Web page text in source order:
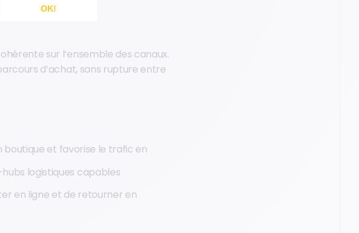
sur l’ensemble des canaux.
d’achat, sans rupture entre
boutique et favorise le trafic en
logistiques capables
en ligne et de retourner en